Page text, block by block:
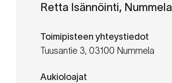
Retta Isännöinti, Nummela
Toimipisteen yhteystiedot
Tuusantie 3, 03100 Nummela
Aukioloajat